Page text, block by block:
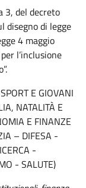
3, del decreto
disegno di legge
4 maggio
l’inclusione
E GIOVANI
NATALITÀ E
E FINANZE
– DIFESA -
-
- SALUTE)